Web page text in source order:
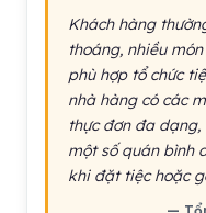
Khách hàng
thoáng, nhiều
phù hợp tổ chức
nhà hàng có các
thực đơn đa dạng,
một số quán bình
khi đặt tiệc hoặc